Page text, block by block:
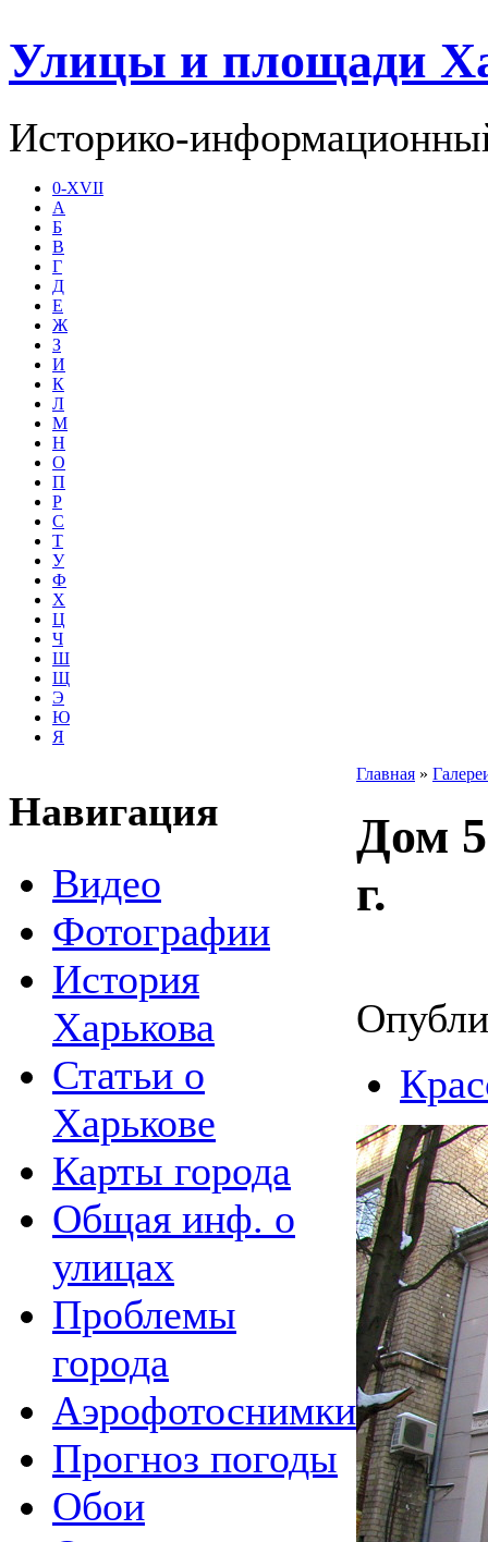
Улицы и площади
Историко-
0-XVII
А
Б
В
Г
Д
Е
Ж
З
И
К
Л
М
Н
О
П
Р
С
Т
У
Ф
Х
Ц
Ч
Ш
Щ
Э
Ю
Я
Навигация
Видео
Фотографии
История
Харькова
Статьи о
Харькове
Карты города
Общая инф. о
улицах
Проблемы
города
Аэрофотоснимки
Прогноз погоды
Обои
Главная »
Дом
г.